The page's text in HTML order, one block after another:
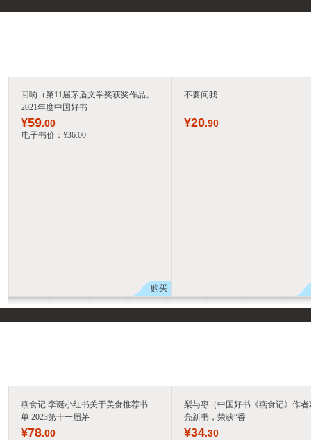
回响（第11届茅盾文学奖获奖作品。
2021年度中国好书
¥59.00
电子书价： ¥36.00
购买
不要问我
¥20.90
燕食记 李诞小红书关于美食推荐书
单 2023第十一届茅
¥78.00
梨与枣（中国好书《燕食记》作者
亮新书，荣获“香
¥34.30